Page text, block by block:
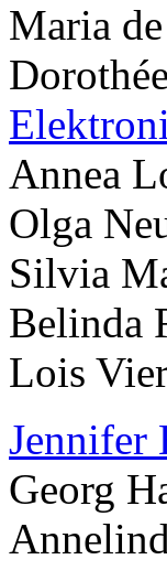
Maria
Annea
Olga
Silvia
Belinda
Lois
Jennifer
Georg